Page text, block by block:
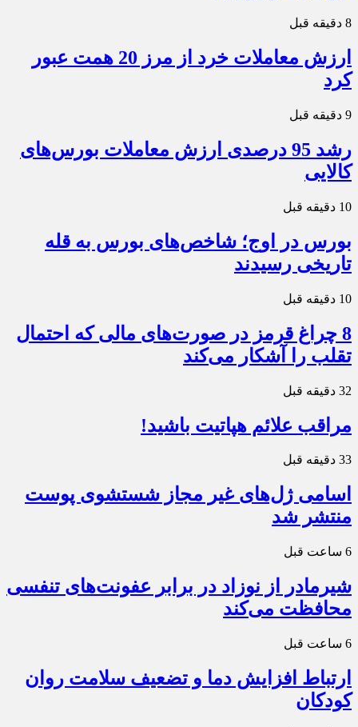
8 دقیقه قبل
ارزش معاملات خرد از مرز 20 همت عبور
کرد
9 دقیقه قبل
رشد 95 درصدی ارزش معاملات بورس‌های
کالایی
10 دقیقه قبل
بورس در اوج؛ شاخص‌های بورس به قله
تاریخی رسیدند
10 دقیقه قبل
8 چراغ قرمز در صورت‌های مالی که احتمال
تقلب را آشکار می‌کند
32 دقیقه قبل
مراقب علائم هپاتیت باشید!
33 دقیقه قبل
اسامی ژل‌های غیر مجاز شستشوی پوست
منتشر شد
6 ساعت قبل
شیرمادر از نوزاد در برابر عفونت‌های تنفسی
محافظت می‌کند
6 ساعت قبل
ارتباط افزایش دما و تضعیف سلامت روان
کودکان